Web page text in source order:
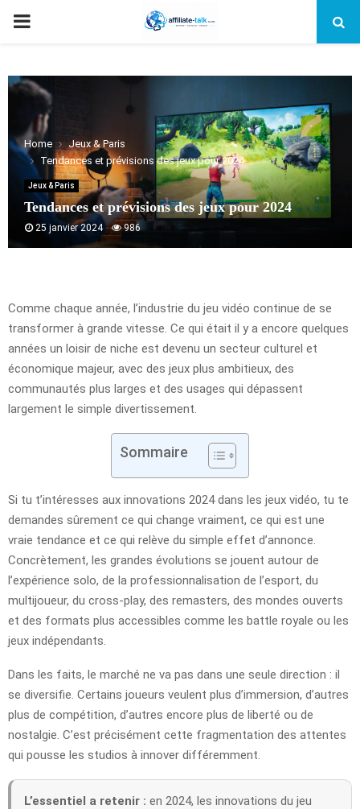
PRIMARY
Home
Jeux & Paris
Tendances et prévisions des jeux pour 2024
Jeux & Paris
Tendances et prévisions des jeux pour 2024
25 janvier 2024 986
Comme chaque année, l’industrie du jeu vidéo continue de se
transformer à grande vitesse. Ce qui était il y a encore quelques
années un loisir de niche est devenu un secteur culturel et
économique majeur, avec des jeux plus ambitieux, des
communautés plus larges et des usages qui dépassent
largement le simple divertissement.
Sommaire
Si tu t’intéresses aux innovations 2024 dans les jeux vidéo, tu te
demandes sûrement ce qui change vraiment, ce qui est une
vraie tendance et ce qui relève du simple effet d’annonce.
Concrètement, les grandes évolutions se jouent autour de
l’expérience solo, de la professionnalisation de l’esport, du
multijoueur, du cross-play, des remasters, des mondes ouverts
et des formats plus accessibles comme les battle royale ou les
jeux indépendants.
Dans les faits, le marché ne va pas dans une seule direction : il
se diversifie. Certains joueurs veulent plus d’immersion, d’autres
plus de compétition, d’autres encore plus de liberté ou de
nostalgie. C’est précisément cette fragmentation des attentes
qui pousse les studios à innover différemment.
L’essentiel a retenir : en 2024, les innovations du jeu